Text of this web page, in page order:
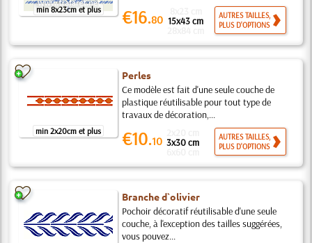
min 8x23cm et plus €16.80 15x43 cm
AUTRES TAILLES,
PLUS D'OPTIONS
min 2x20cm et plus
Perles
Ce modèle est fait d'une seule couche de
plastique réutilisable pour tout type de
travaux de décoration,...
€10.10 3x30 cm
AUTRES TAILLES,
PLUS D'OPTIONS
Branche d`olivier
Pochoir décoratif réutilisable d'une seule
couche, à l'exception des tailles suggérées,
vous pouvez...